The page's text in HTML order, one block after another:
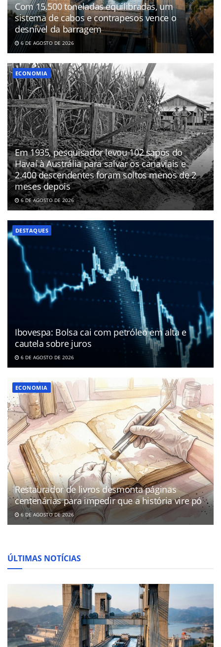
Com 15.500 toneladas equilibradas, um
sistema de cabos e contrapesos vence o
desnível da barragem
6 DE AGOSTO DE 2026
ECONOMIA
Em 1935, pesquisador levou 102 sapos do
Havaí à Austrália para salvar os canaviais e
2.400 descendentes foram soltos menos de 2
meses depois
6 DE AGOSTO DE 2026
DESTAQUES
Ibovespa: Bolsa cai com petróleo em alta e
cautela sobre juros
6 DE AGOSTO DE 2026
ECONOMIA
Restaurador de livros desmonta páginas
centenárias para impedir que a história vire pó
6 DE AGOSTO DE 2026
ÚLTIMAS NOTÍCIAS